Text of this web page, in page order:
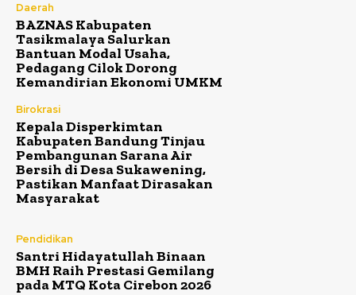
Daerah
BAZNAS Kabupaten
Tasikmalaya Salurkan
Bantuan Modal Usaha,
Pedagang Cilok Dorong
Kemandirian Ekonomi UMKM
Birokrasi
Kepala Disperkimtan
Kabupaten Bandung Tinjau
Pembangunan Sarana Air
Bersih di Desa Sukawening,
Pastikan Manfaat Dirasakan
Masyarakat
Pendidikan
Santri Hidayatullah Binaan
BMH Raih Prestasi Gemilang
pada MTQ Kota Cirebon 2026